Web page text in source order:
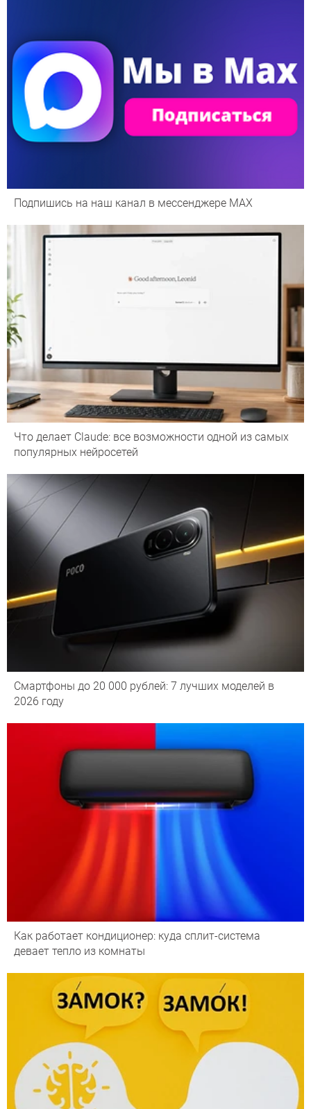
Подпишись на наш канал в мессенджере МАХ
Что делает Сlaude: все возможности одной из самых
популярных нейросетей
Смартфоны до 20 000 рублей: 7 лучших моделей в
2026 году
Как работает кондиционер: куда сплит-система
девает тепло из комнаты